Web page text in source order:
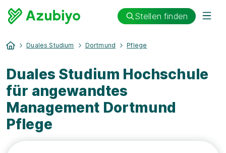
Stellen finden
Duales Studium Dortmund Pflege
Duales Studium Hochschule
für angewandtes
Management Dortmund
Pflege